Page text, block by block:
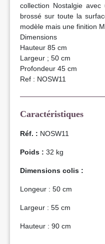
collection Nostalgie
brossé sur toute la
modèle mais une finition
Dimensions
Hauteur 85 cm
Largeur ; 50 cm
Profondeur 45 cm
Ref : NOSW11
Caractéristiques
Réf. : NOSW11
Poids : 32 kg
Dimensions colis :
Longeur : 50 cm
Largeur : 55 cm
Hauteur : 90 cm